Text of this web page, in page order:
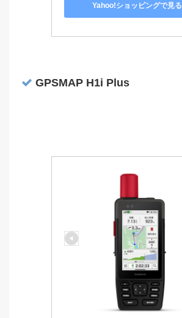
Yahoo!ショッピングで見る
GPSMAP H1i Plus